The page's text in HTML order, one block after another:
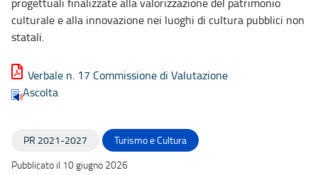
culturale e alla innovazione nei luoghi di cultura pubblici non
statali.
Verbale n. 17 Commissione di Valutazione
Ascolta
PR 2021-2027
Turismo e Cultura
Pubblicato il 10 giugno 2026